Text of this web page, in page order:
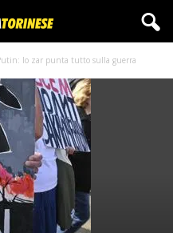
lo zar punta tutto sulla guerra